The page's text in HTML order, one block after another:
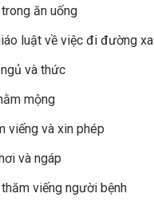
ăn uống
luật về việc đi đường xa
và thức
mộng
viếng và xin phép
và ngáp
viếng người bệnh